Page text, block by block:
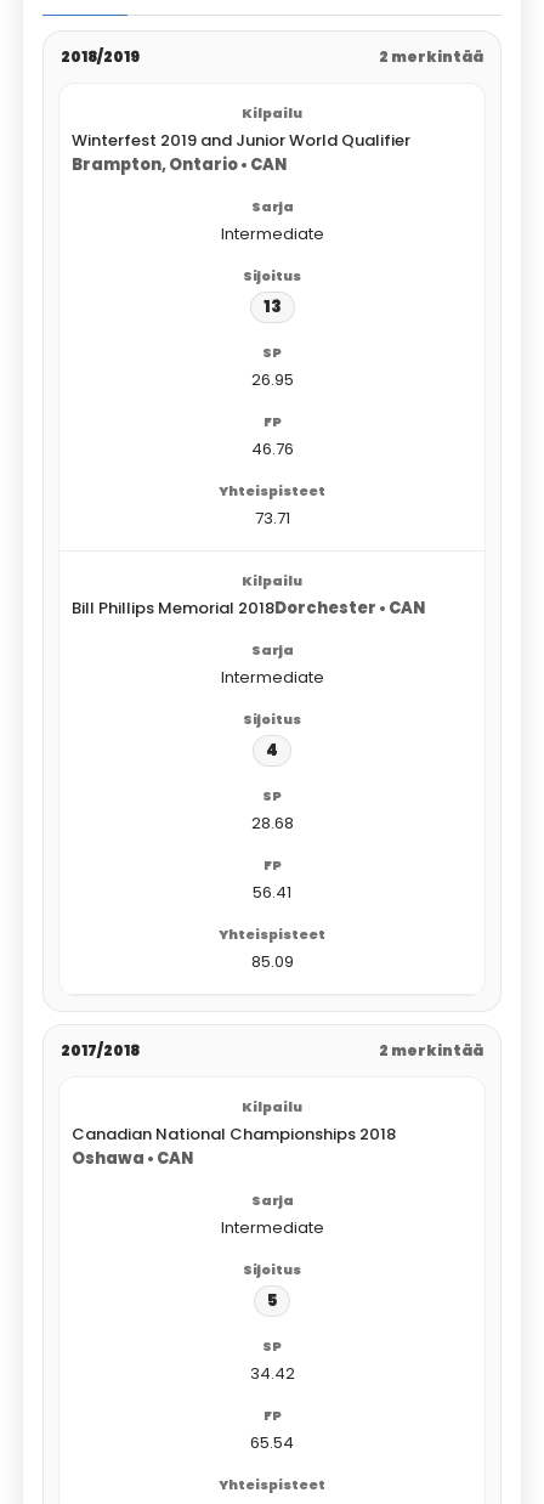
2018/2019 2 merkintää
Winterfest 2019 and Junior World Qualifier
Brampton, Ontario • CAN
Intermediate
13
26.95
46.76
73.71
Bill Phillips Memorial 2018Dorchester • CAN
Intermediate
4
28.68
56.41
85.09
2017/2018 2 merkintää
Canadian National Championships 2018
Oshawa • CAN
Intermediate
5
34.42
65.54